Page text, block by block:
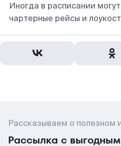
Иногда в расписании
чартерные рейсы и
Рассказываем о полезном
Рассылка с